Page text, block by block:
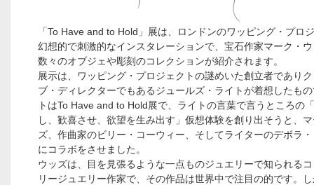
「To Have and to Hold」展は、ロンドンのワッピング・プロ
幻想的で刺激的なインスタレーションで、宝石作家マーク・
数々のオブジェや彫刻のコレクションが紹介されます。
展示は、ワッピング・プロジェクトの謎めいた創立者であり
ブ・ディレクターでもあるジュールズ・ライトが着想したも
トはTo Have and to Hold展で、ライトの言葉で言うところの
し、歓喜させ、欲望を生み出す」仮想体験を創り出そうと、
ズ、作曲家のビリー・コーウィー、そしてライターのデボラ
にコラボをさせました。
ウッズは、目を見張るような一点ものジュエリーで知られる
リージュエリー作家で、その作品は世界中で注目の的です。